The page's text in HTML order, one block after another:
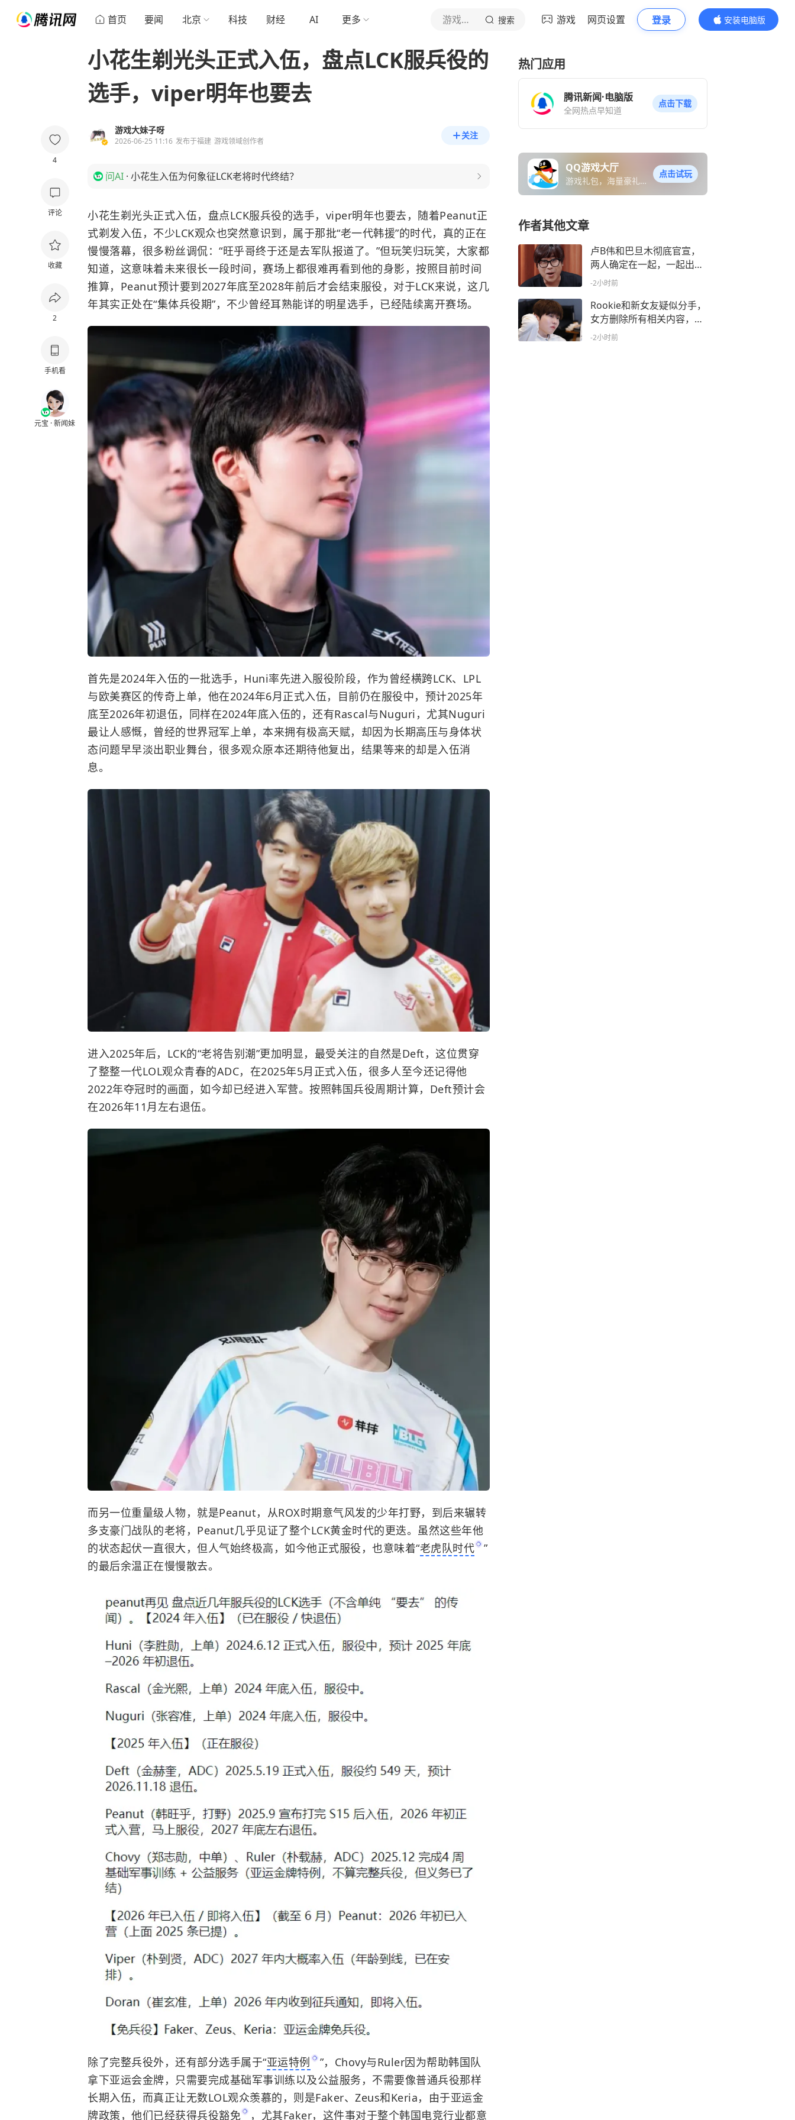
首页 要闻 北京 科技 财经 AI 更多 游戏大妹子呀 搜索 游戏 网页设置 登录
安装电脑版
内容更精彩
4
评论
收藏
2
手机看
元宝 · 新闻妹
小花生剃光头正式入伍，盘点LCK服兵役的
选手，viper明年也要去
游戏大妹子呀
2026-06-25 11:16 发布于福建 游戏领域创作者
关注
问AI · 小花生入伍为何象征LCK老将时代终结？
小花生剃光头正式入伍，盘点LCK服兵役的选手，viper明年也要去，随着Peanut正
式剃发入伍，不少LCK观众也突然意识到，属于那批“老一代韩援”的时代，真的正在
慢慢落幕，很多粉丝调侃：“旺乎哥终于还是去军队报道了。”但玩笑归玩笑，大家都
知道，这意味着未来很长一段时间，赛场上都很难再看到他的身影，按照目前时间
推算，Peanut预计要到2027年底至2028年前后才会结束服役，对于LCK来说，这几
年其实正处在“集体兵役期”，不少曾经耳熟能详的明星选手，已经陆续离开赛场。
首先是2024年入伍的一批选手，Huni率先进入服役阶段，作为曾经横跨LCK、LPL
与欧美赛区的传奇上单，他在2024年6月正式入伍，目前仍在服役中，预计2025年
底至2026年初退伍，同样在2024年底入伍的，还有Rascal与Nuguri，尤其Nuguri
最让人感慨，曾经的世界冠军上单，本来拥有极高天赋，却因为长期高压与身体状
态问题早早淡出职业舞台，很多观众原本还期待他复出，结果等来的却是入伍消
息。
进入2025年后，LCK的“老将告别潮”更加明显，最受关注的自然是Deft，这位贯穿
了整整一代LOL观众青春的ADC，在2025年5月正式入伍，很多人至今还记得他
2022年夺冠时的画面，如今却已经进入军营。按照韩国兵役周期计算，Deft预计会
在2026年11月左右退伍。
而另一位重量级人物，就是Peanut，从ROX时期意气风发的少年打野，到后来辗转
多支豪门战队的老将，Peanut几乎见证了整个LCK黄金时代的更迭。虽然这些年他
的状态起伏一直很大，但人气始终极高，如今他正式服役，也意味着“老虎队时代
”
的最后余温正在慢慢散去。
除了完整兵役外，还有部分选手属于“亚运特例
”，Chovy与Ruler因为帮助韩国队
拿下亚运会金牌，只需要完成基础军事训练以及公益服务，不需要像普通兵役那样
长期入伍，而真正让无数LOL观众羡慕的，则是Faker、Zeus和Keria，由于亚运金
牌政策，他们已经获得兵役豁免 ，尤其Faker，这件事对于整个韩国电竞行业都意
热门应用
腾讯新闻·电脑版
全网热点早知道
点击下载
QQ游戏大厅
游戏礼包，海量豪礼免
点击试玩
作者其他文章
卢B伟和巴旦木彻底官宣，
两人确定在一起，一起出镜
玩游戏
-2小时前
Rookie和新女友疑似分手，
女方删除所有相关内容，也
不再看他比赛
-2小时前